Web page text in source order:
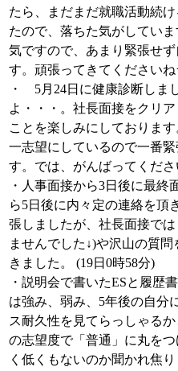
たら、まだまだ就職活動続
たので、落ちた気がしてい
気ですので、あまり緊張せ
す。頑張ってきてください
・ 5月24日に健康診断しま
よ・・・。社長面接をクリ
ことを楽しみにしておりま
一志望にしているので一番
す。では、がんばってくださ
・人事面接から3日後に最
ら5日後に内々定の連絡を頂
張しましたが、社長面接で
ませんでした↓)や沢山の質
きました。 (19日0時58分)
・説明会で書いたESと履歴
は強み、弱み、5年後の自分
ス耐久性を見てらっしゃる
の志望度で「普通」に丸を
く低くもないのか聞かれ焦